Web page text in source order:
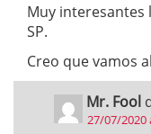
Muy interesantes
SP.
Creo que vamos
Mr. Fool
27/07/2020